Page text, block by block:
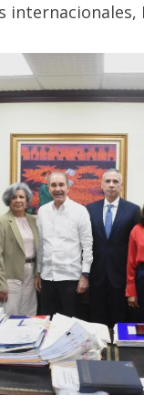
internacionales,